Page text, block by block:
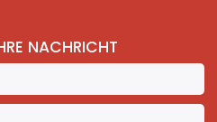
NACHRICHT